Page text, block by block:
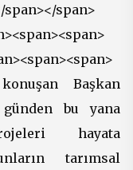
span></span>
Başkan
bu yana
hayata
tarımsal